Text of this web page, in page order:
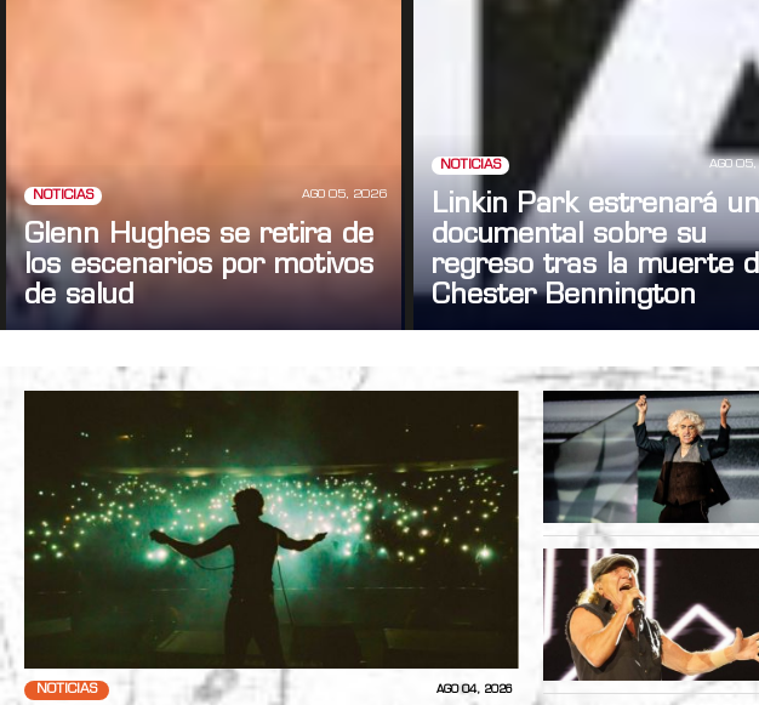
NOTICIAS AGO 05, 2026
Glenn Hughes se retira de
los escenarios por motivos
de salud
NOTICIAS AGO
Linkin Park estrenará un
documental sobre su
regreso tras la muerte
Chester Bennington
NOTICIAS AGO 04, 2026